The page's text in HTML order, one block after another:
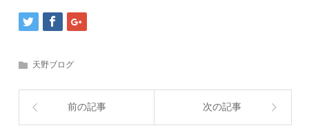
天野ブログ
前の記事 次の記事